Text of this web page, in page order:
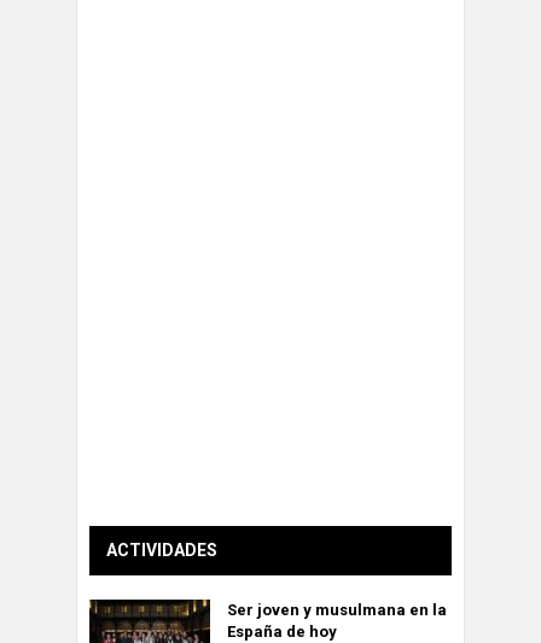
ACTIVIDADES
Ser joven y musulmana en la
España de hoy